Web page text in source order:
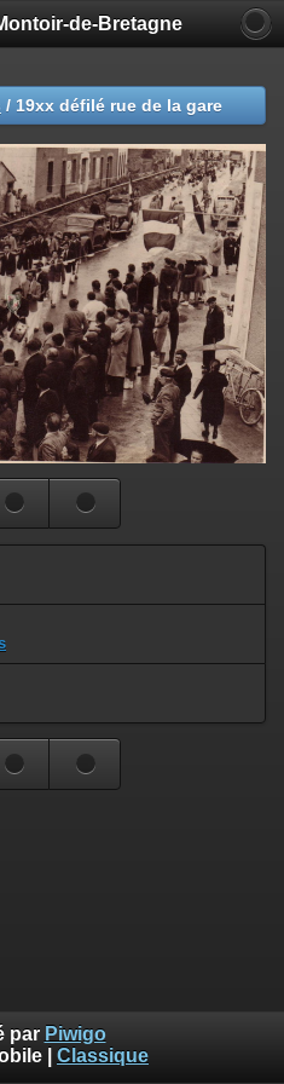
de-Bretagne
/ 19xx défilé rue de la gare
par Piwigo
Classique